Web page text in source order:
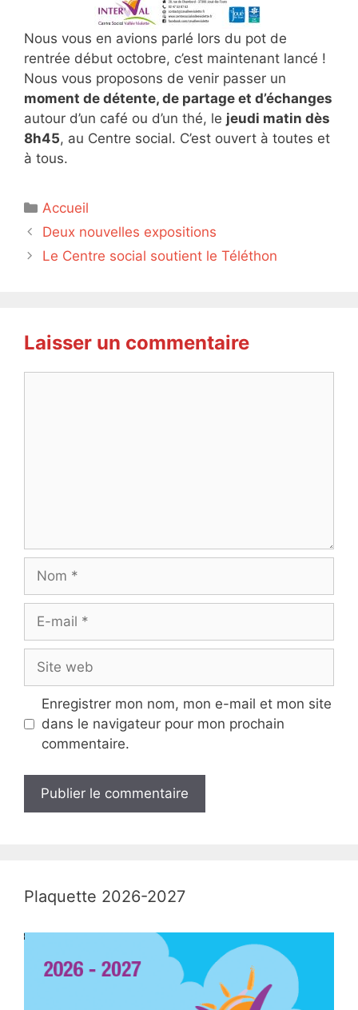
Nous vous en avions parlé lors du pot de
rentrée début octobre, c’est maintenant lancé !
Nous vous proposons de venir passer un
moment de détente, de partage et d’échanges
autour d’un café ou d’un thé, le jeudi matin dès
8h45, au Centre social. C’est ouvert à toutes et
à tous.
Catégories
Accueil
Deux nouvelles expositions
Le Centre social soutient le Téléthon
Laisser un commentaire
Nom
Site
web
Enregistrer mon nom, mon e-mail et mon site
dans le navigateur pour mon prochain
commentaire.
Plaquette 2026-2027